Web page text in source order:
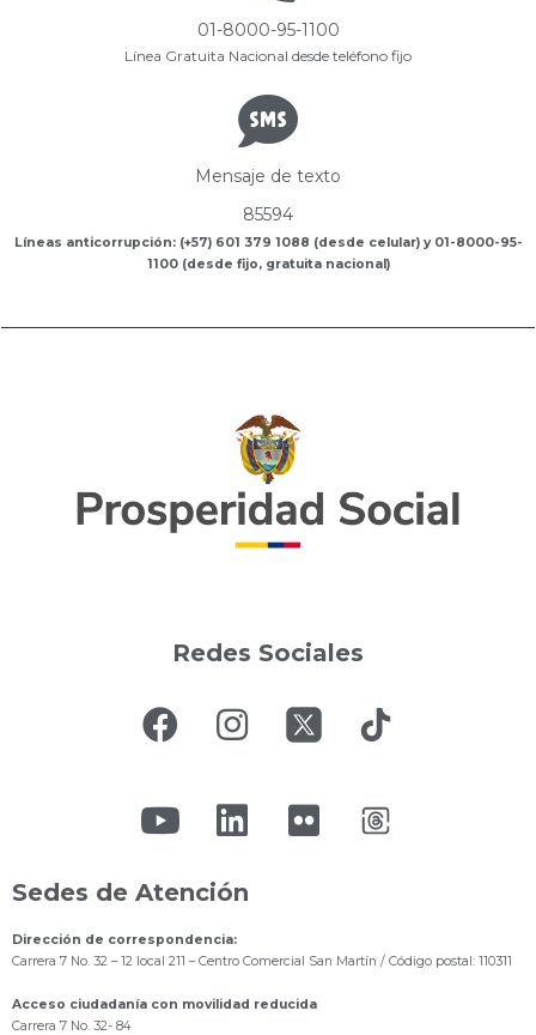
01-8000-95-1100
Línea Gratuita Nacional desde teléfono fijo
Mensaje de texto
85594
Líneas anticorrupción: (+57) 601 379 1088 (desde celular) y 01-8000-95-
1100 (desde fijo, gratuita nacional)
Redes Sociales
Sedes de Atención
Dirección de correspondencia:
Carrera 7 No. 32 – 12 local 211 – Centro Comercial San Martín / Código postal: 110311
Acceso ciudadanía con movilidad reducida
Carrera 7 No. 32- 84